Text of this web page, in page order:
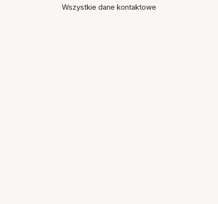
Wszystkie dane kontaktowe